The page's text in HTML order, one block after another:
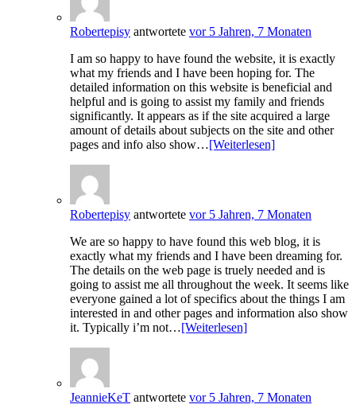
Robertepisy antwortete vor 5 Jahren, 7 Monaten
I am so happy to have found the website, it is exactly
what my friends and I have been hoping for. The
detailed information on this website is beneficial and
helpful and is going to assist my family and friends
significantly. It appears as if the site acquired a large
amount of details about subjects on the site and other
pages and info also show…[Weiterlesen]
Robertepisy antwortete vor 5 Jahren, 7 Monaten
We are so happy to have found this web blog, it is
exactly what my friends and I have been dreaming for.
The details on the web page is truely needed and is
going to assist me all throughout the week. It seems like
everyone gained a lot of specifics about the things I am
interested in and other pages and information also show
it. Typically i’m not…[Weiterlesen]
JeannieKeT antwortete vor 5 Jahren, 7 Monaten